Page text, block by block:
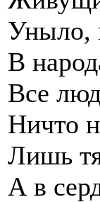
Уныло,
В
Все
Ничто
Лишь
А в